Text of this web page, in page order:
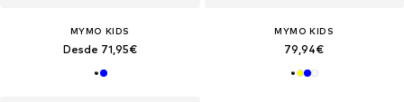
MYMO KIDS
Desde 71,95€
MYMO KIDS
79,94€